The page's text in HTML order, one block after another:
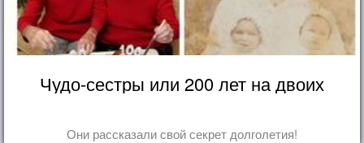
Чудо-сестры или 200 лет на двоих
Они рассказали свой секрет долголетия!